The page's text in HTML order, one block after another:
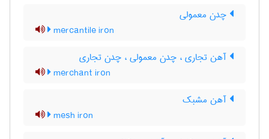
چدن معمولی
mercantile iron
آهن تجاری ، چدن معمولی ، چدن تجاری
merchant iron
آهن مشبک
mesh iron